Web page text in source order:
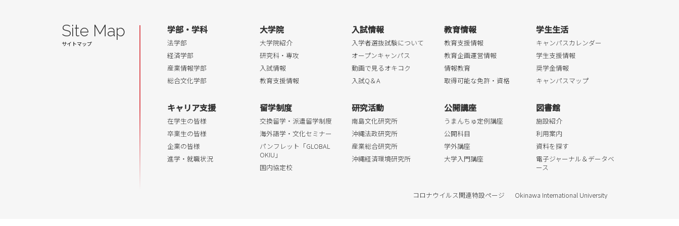
Site Map 学部・学科
法学部
経済学部
産業情報学部
総合文化学部
大学院
大学院紹介
研究科・専攻
入試情報
教育支援情報
入試情報
入学者選抜試験について
オープンキャンパス
動画で見るオキコク
入試Q＆A
教育情報
教育支援情報
教育企画運営情報
情報教育
取得可能な免許・資格
学生生活
キャンパスカレンダー
学生支援情報
奨学金情報
キャンパスマップ
キャリア支援
在学生の皆様
卒業生の皆様
企業の皆様
進学・就職状況
留学制度
交換留学・派遣留学制度
海外語学・文化セミナー
パンフレット「GLOBAL
OKIU」
国内協定校
研究活動
南島文化研究所
沖縄法政研究所
産業総合研究所
沖縄経済環境研究所
公開講座
うまんちゅ定例講座
公開科目
学外講座
大学入門講座
図書館
施設紹介
利用案内
資料を探す
電子ジャーナル＆データベ
ース
コロナウイルス関連特設ページ Okinawa International University